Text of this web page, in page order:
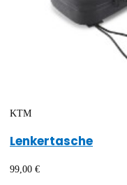
KTM
Lenkertasche
99,00 €